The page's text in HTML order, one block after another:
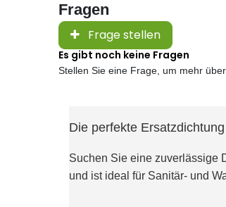
Fragen
Frage stellen
Es gibt noch keine Fragen
Stellen Sie eine Frage, um mehr
Die perfekte
Suchen Sie eine zuverlässige
und ist ideal für Sanitär- und